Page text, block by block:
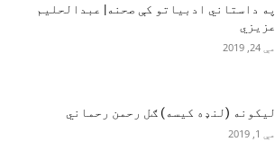
په داستاني ادبیاتو کې صحنه| عبدالحلیم
عزیزي
مې 24, 2019
لیکونه (لنډه کیسه) ګل رحمن رحماني
مې 1, 2019